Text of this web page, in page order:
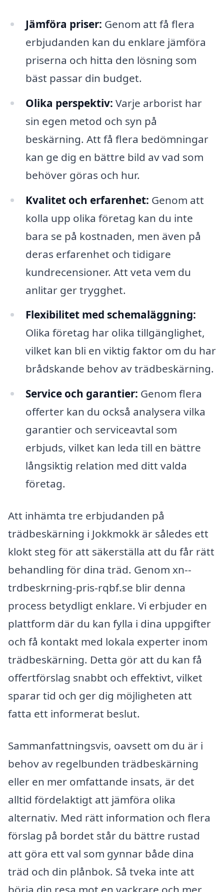
Jämföra priser: Genom att få flera
erbjudanden kan du enklare jämföra
priserna och hitta den lösning som
bäst passar din budget.
Olika perspektiv: Varje arborist har
sin egen metod och syn på
beskärning. Att få flera bedömningar
kan ge dig en bättre bild av vad som
behöver göras och hur.
Kvalitet och erfarenhet: Genom att
kolla upp olika företag kan du inte
bara se på kostnaden, men även på
deras erfarenhet och tidigare
kundrecensioner. Att veta vem du
anlitar ger trygghet.
Flexibilitet med schemaläggning:
Olika företag har olika tillgänglighet,
vilket kan bli en viktig faktor om du har
brådskande behov av trädbeskärning.
Service och garantier: Genom flera
offerter kan du också analysera vilka
garantier och serviceavtal som
erbjuds, vilket kan leda till en bättre
långsiktig relation med ditt valda
företag.
Att inhämta tre erbjudanden på
trädbeskärning i Jokkmokk är således ett
klokt steg för att säkerställa att du får rätt
behandling för dina träd. Genom xn--
trdbeskrning-pris-rqbf.se blir denna
process betydligt enklare. Vi erbjuder en
plattform där du kan fylla i dina uppgifter
och få kontakt med lokala experter inom
trädbeskärning. Detta gör att du kan få
offertförslag snabbt och effektivt, vilket
sparar tid och ger dig möjligheten att
fatta ett informerat beslut.
Sammanfattningsvis, oavsett om du är i
behov av regelbunden trädbeskärning
eller en mer omfattande insats, är det
alltid fördelaktigt att jämföra olika
alternativ. Med rätt information och flera
förslag på bordet står du bättre rustad
att göra ett val som gynnar både dina
träd och din plånbok. Så tveka inte att